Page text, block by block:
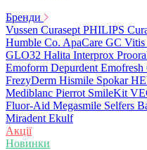
Бренди
Vussen Curasept PHILIPS
Humble Co. ApaCare GC Vitis
GLO32 Halita Interprox
Emoform Depurdent Emofresh
FrezyDerm Hismile Spokar
Mediblanc Pierrot SmileKit
Fluor-Aid Megasmile Selfers
Miradent Ekulf
Акції
Новинки